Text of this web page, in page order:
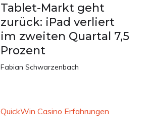
Tablet-Markt geht
zurück: iPad verliert
im zweiten Quartal 7,5
Prozent
Fabian Schwarzenbach
QuickWin Casino Erfahrungen